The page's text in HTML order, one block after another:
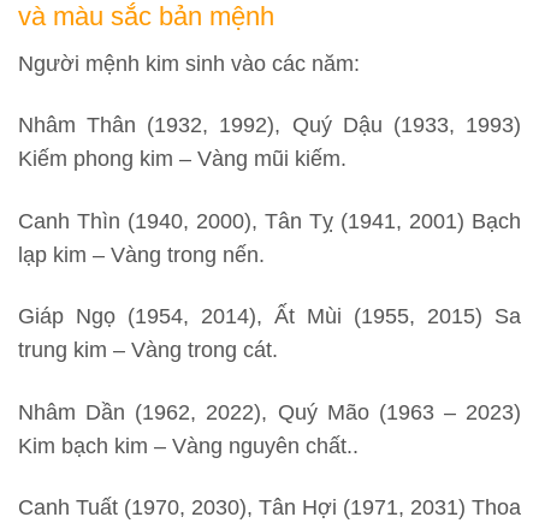
và màu sắc bản mệnh
Người mệnh kim sinh vào các năm:
Nhâm Thân (1932, 1992), Quý Dậu (1933, 1993)
Kiếm phong kim – Vàng mũi kiếm.
Canh Thìn (1940, 2000), Tân Tỵ (1941, 2001) Bạch
lạp kim – Vàng trong nến.
Giáp Ngọ (1954, 2014), Ất Mùi (1955, 2015) Sa
trung kim – Vàng trong cát.
Nhâm Dần (1962, 2022), Quý Mão (1963 – 2023)
Kim bạch kim – Vàng nguyên chất..
Canh Tuất (1970, 2030), Tân Hợi (1971, 2031) Thoa